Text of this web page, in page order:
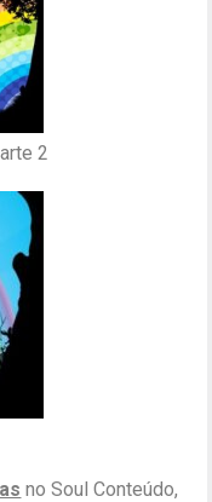
2
no Soul Conteúdo,